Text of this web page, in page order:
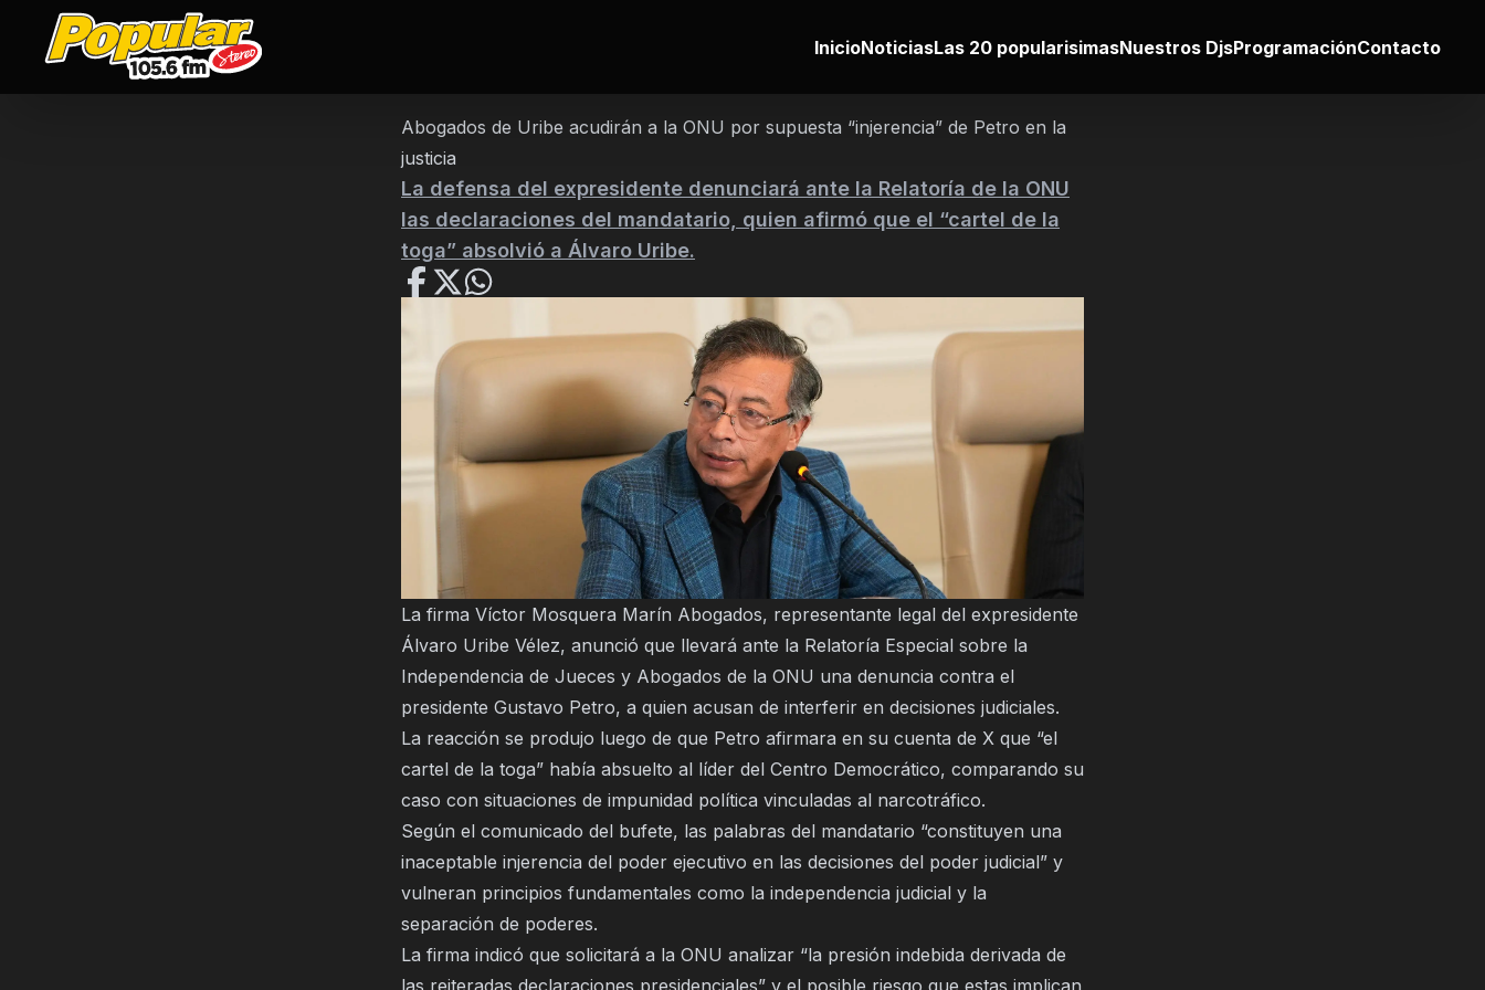
InicioNoticiasLas 20 popularisimasNuestros DjsProgramaciónContacto
Abogados de Uribe acudirán a la ONU por supuesta “injerencia” de Petro en la
justicia
La defensa del expresidente denunciará ante la Relatoría de la ONU
las declaraciones del mandatario, quien afirmó que el “cartel de la
toga” absolvió a Álvaro Uribe.
La firma Víctor Mosquera Marín Abogados, representante legal del expresidente
Álvaro Uribe Vélez, anunció que llevará ante la Relatoría Especial sobre la
Independencia de Jueces y Abogados de la ONU una denuncia contra el
presidente Gustavo Petro, a quien acusan de interferir en decisiones judiciales.
La reacción se produjo luego de que Petro afirmara en su cuenta de X que “el
cartel de la toga” había absuelto al líder del Centro Democrático, comparando su
caso con situaciones de impunidad política vinculadas al narcotráfico.
Según el comunicado del bufete, las palabras del mandatario “constituyen una
inaceptable injerencia del poder ejecutivo en las decisiones del poder judicial” y
vulneran principios fundamentales como la independencia judicial y la
separación de poderes.
La firma indicó que solicitará a la ONU analizar “la presión indebida derivada de